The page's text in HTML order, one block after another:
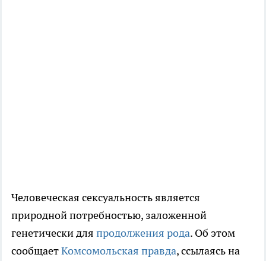
Человеческая сексуальность является
природной потребностью, заложенной
генетически для продолжения рода. Об этом
сообщаетКомсомольская правда, ссылаясь на